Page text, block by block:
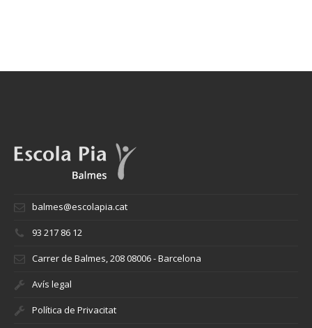
balmes@escolapia.cat
93 217 86 12
Carrer de Balmes, 208 08006 - Barcelona
Avís legal
Política de Privacitat